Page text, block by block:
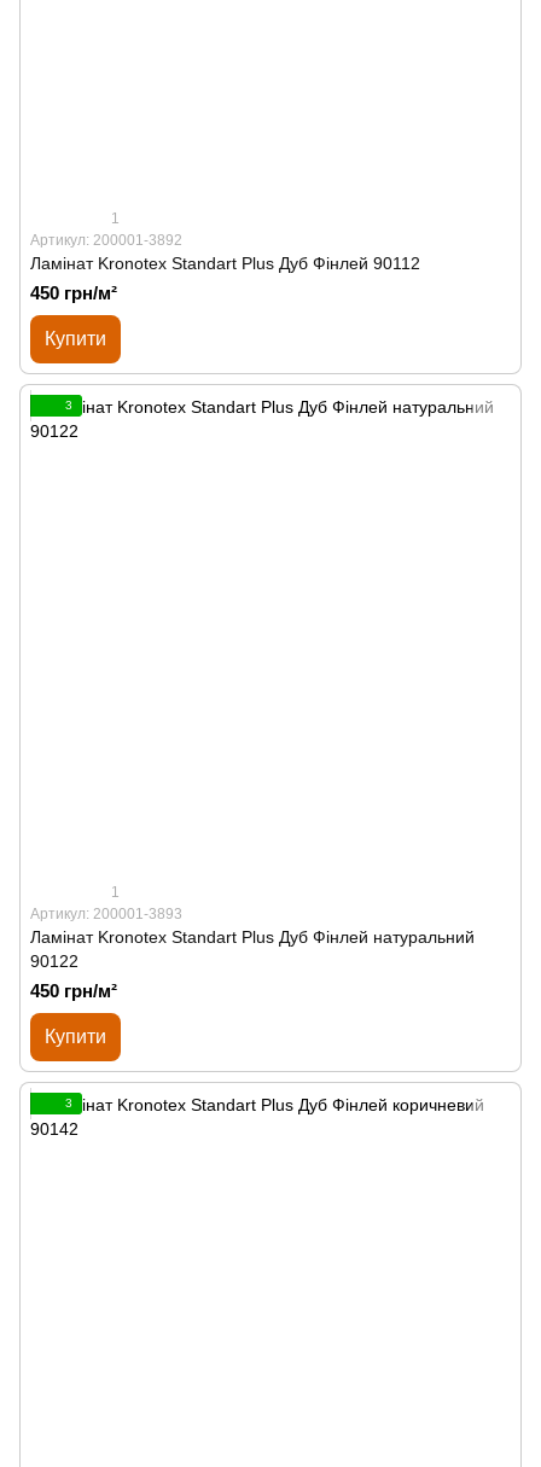
1
Артикул: 200001-3892
Ламінат Kronotex Standart Plus Дуб Фінлей 90112
450 грн/м²
Купити
3
1
Артикул: 200001-3893
Ламінат Kronotex Standart Plus Дуб Фінлей натуральний
90122
450 грн/м²
Купити
3